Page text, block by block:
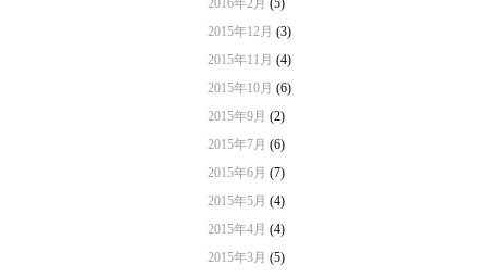
2016年2月 (5)
2015年12月 (3)
2015年11月 (4)
2015年10月 (6)
2015年9月 (2)
2015年7月 (6)
2015年6月 (7)
2015年5月 (4)
2015年4月 (4)
2015年3月 (5)